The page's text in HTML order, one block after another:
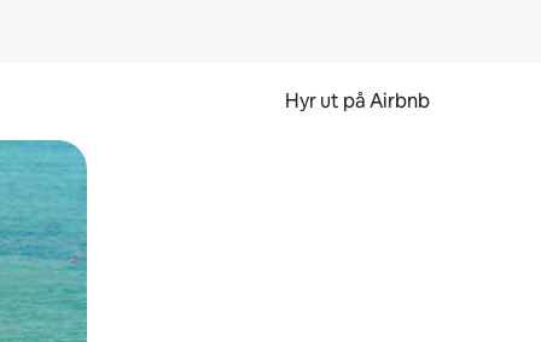
Hyr ut på Airbnb